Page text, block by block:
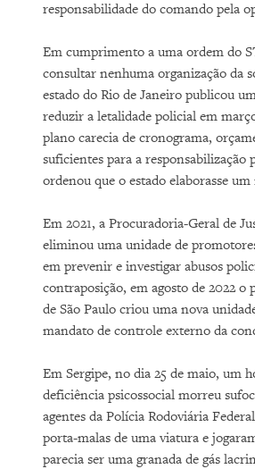
responsabilidade do comando pela
Em cumprimento a uma ordem do
consultar nenhuma organização da
estado do Rio de Janeiro publicou
reduzir a letalidade policial em
plano carecia de cronograma,
suficientes para a responsabilização
ordenou que o estado elaborasse
Em 2021, a Procuradoria-Geral de
eliminou uma unidade de
em prevenir e investigar abusos
contraposição, em agosto de 2022 o
de São Paulo criou uma nova
mandato de controle externo da
Em Sergipe, no dia 25 de maio, um
deficiência psicossocial morreu
agentes da Polícia Rodoviária
porta-malas de uma viatura e
parecia ser uma granada de gás